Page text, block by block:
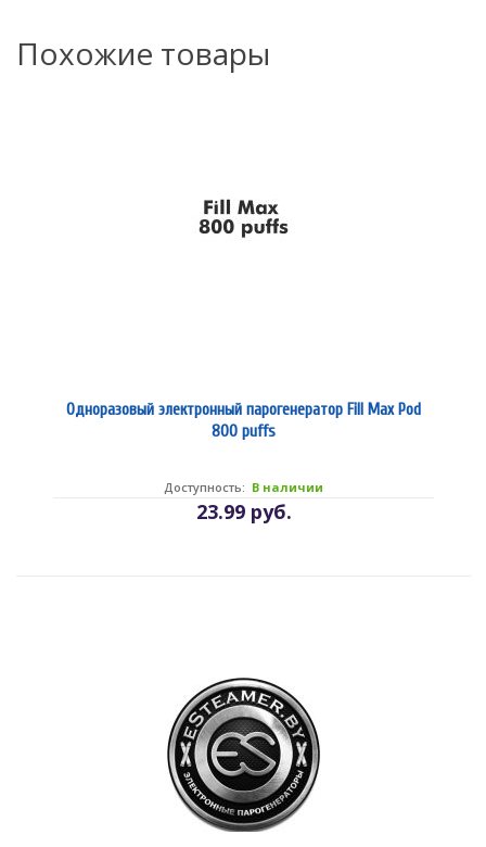
Похожие товары
Одноразовый электронный парогенератор Fill Max Pod
800 puffs
23.99 руб.
Доступность: В наличии